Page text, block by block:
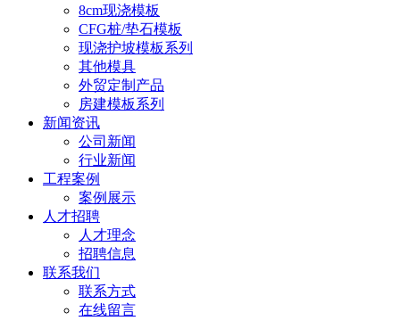
8cm现浇模板
CFG桩/垫石模板
现浇护坡模板系列
其他模具
外贸定制产品
房建模板系列
新闻资讯
公司新闻
行业新闻
工程案例
案例展示
人才招聘
人才理念
招聘信息
联系我们
联系方式
在线留言